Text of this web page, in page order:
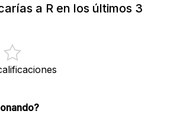
a R en los últimos 3